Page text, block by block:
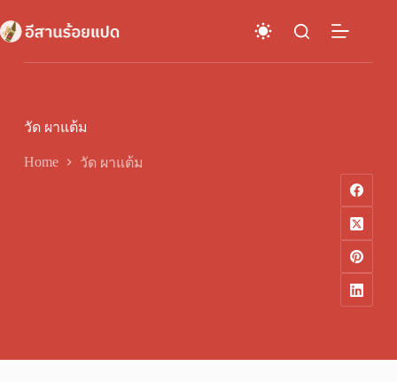
to
content
วัด ผาแต้ม
Home วัด ผาแต้ม